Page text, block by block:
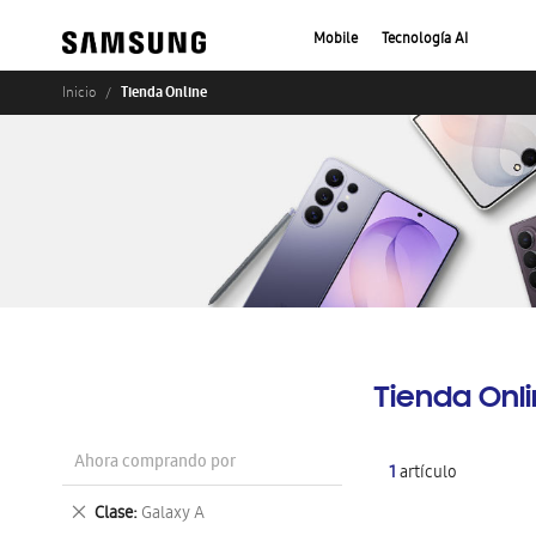
Mobile Tecnología AI
Inicio Tienda Online
Tienda
1artículo
Ahora comprando por
Clase Galaxy A
Eliminar